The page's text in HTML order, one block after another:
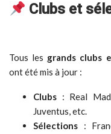
Clubs et
Tous les grands clubs
ont été mis à jour :
Clubs : Real
Juventus, etc.
Sélections :